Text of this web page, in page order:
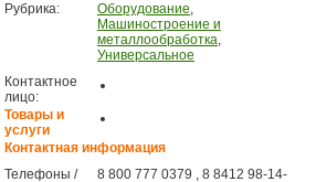
Рубрика:
Оборудование,
Машиностроение и
металлообработка,
Универсальное
Контактное
лицо:
Товары и
услуги
Контактная информация
Телефоны /
8 800 777 0379 , 8 8412 98-14-